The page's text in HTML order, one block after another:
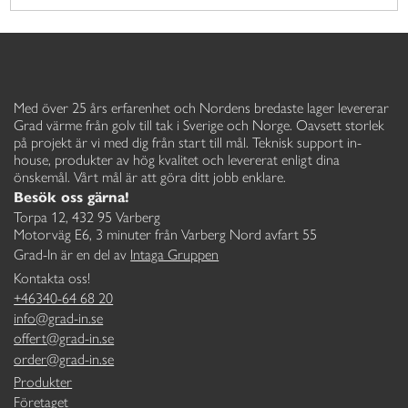
Med över 25 års erfarenhet och Nordens bredaste lager levererar
Grad värme från golv till tak i Sverige och Norge. Oavsett storlek
på projekt är vi med dig från start till mål. Teknisk support in-
house, produkter av hög kvalitet och levererat enligt dina
önskemål. Vårt mål är att göra ditt jobb enklare.
Besök oss gärna!
Torpa 12, 432 95 Varberg
Motorväg E6, 3 minuter från Varberg Nord avfart 55
Grad-In är en del av Intaga Gruppen
Kontakta oss!
+46340-64 68 20
info@grad-in.se
offert@grad-in.se
order@grad-in.se
Produkter
Företaget